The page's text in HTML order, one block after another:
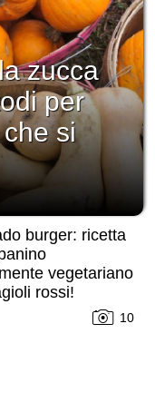
zucca
per
si
burger: ricetta
vegetariano
rossi!
10